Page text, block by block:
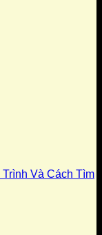
Và Cách Tìm